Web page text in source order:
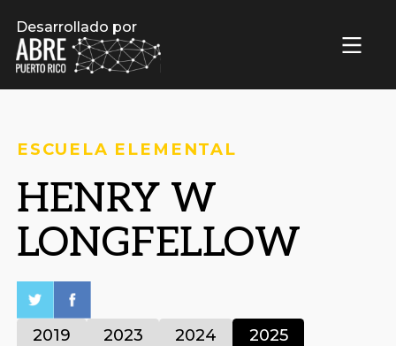
Desarrollado por
ESCUELA ELEMENTAL
HENRY W
LONGFELLOW
2019 2023 2024 2025